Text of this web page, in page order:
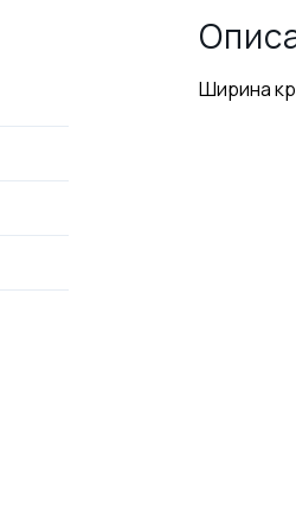
Ширина